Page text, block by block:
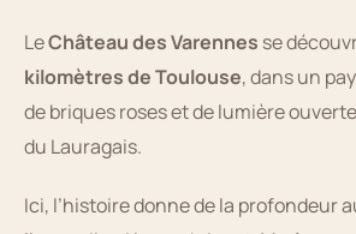
LeChâteau des Varennes se
kilomètres de Toulouse, dans un
de briques roses et de lumière
du Lauragais.
Ici, l’histoire donne de la profondeur